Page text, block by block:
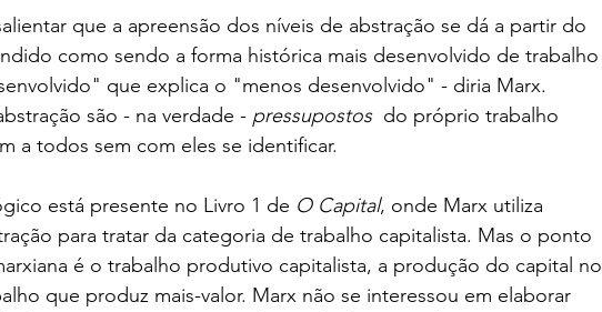
que a apreensão dos níveis de abstração se dá a partir do
como sendo a forma histórica mais desenvolvido de trabalho
que explica o "menos desenvolvido" - diria Marx.
são - na verdade - pressupostos
  do próprio trabalho
a todos sem com eles se identificar.
está presente no Livro 1 de O Capital, onde Marx utiliza
para tratar da categoria de trabalho capitalista. Mas o ponto
é o trabalho produtivo capitalista, a produção do capital no
que produz mais-valor. Marx não se interessou em elaborar